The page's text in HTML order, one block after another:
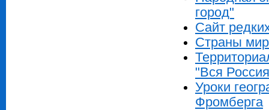
город"
Сайт
Страны
"Вся
Уроки
Фромберга